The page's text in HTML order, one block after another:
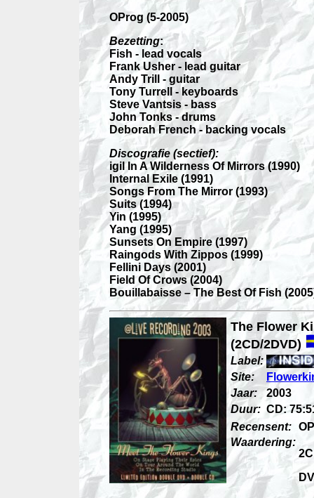
OProg (5-2005)
Bezetting:
Fish - lead vocals
Frank Usher - lead guitar
Andy Trill - guitar
Tony Turrell - keyboards
Steve Vantsis - bass
John Tonks - drums
Deborah French - backing vocals
Discografie (sectief):
igil In A Wilderness Of Mirrors (1990)
Internal Exile (1991)
Songs From The Mirror (1993)
Suits (1994)
Yin (1995)
Yang (1995)
Sunsets On Empire (1997)
Raingods With Zippos (1999)
Fellini Days (2001)
Field Of Crows (2004)
Bouillabaisse – The Best Of Fish
The Flower
(2CD/2DVD)
Label:
Site:
Jaar:
2003
Duur: CD:
Recensent:
Waardering: